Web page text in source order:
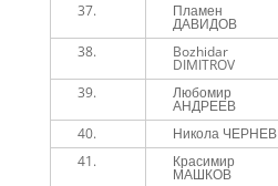
37. Пламен
ДАВИДОВ
38. Bozhidar
DIMITROV
39. Любомир
АНДРЕЕВ
40. Никола ЧЕРНЕВ
41.
Красимир
МАШКОВ